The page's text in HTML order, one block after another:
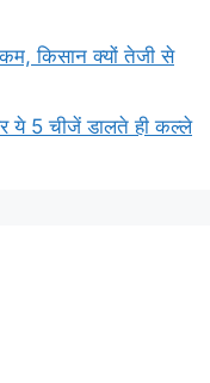
किसान क्यों तेजी से
ये 5 चीजें डालते ही कल्ले